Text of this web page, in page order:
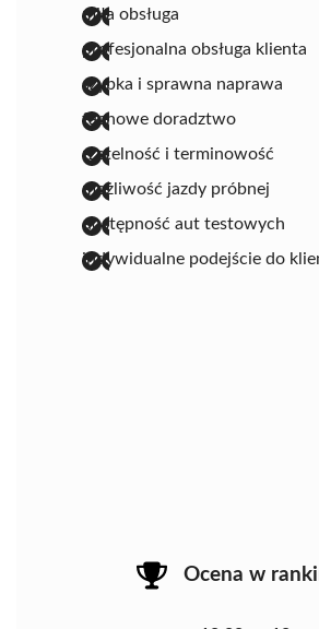
miła obsługa
profesjonalna obsługa klienta
szybka i sprawna naprawa
fachowe doradztwo
rzetelność i terminowość
możliwość jazdy próbnej
dostępność aut testowych
indywidualne podejście do
Ocena w